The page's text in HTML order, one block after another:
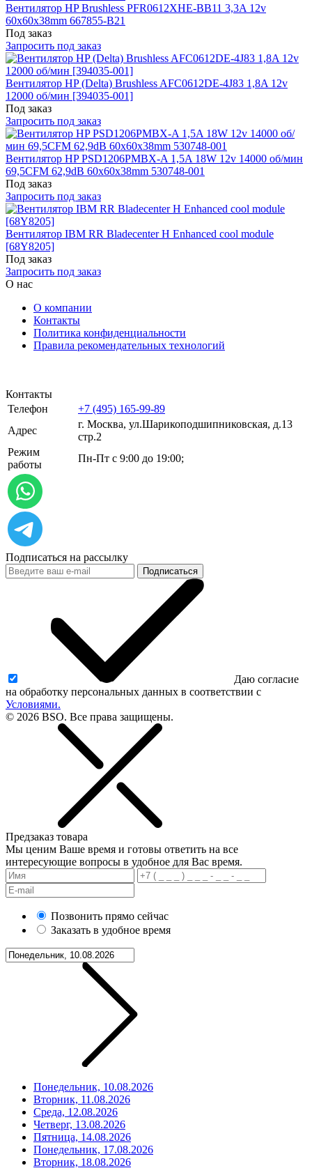
Вентилятор HP Brushless PFR0612XHE-BB11 3,3A 12v
60x60x38mm 667855-B21
Под заказ
Запросить под заказ
Вентилятор HP (Delta) Brushless AFC0612DE-4J83 1,8A 12v
12000 об/мин [394035-001]
Под заказ
Запросить под заказ
Вентилятор HP PSD1206PMBX-A 1,5A 18W 12v 14000 об/мин
69,5CFM 62,9dB 60x60x38mm 530748-001
Под заказ
Запросить под заказ
Вентилятор IBM RR Bladecenter H Enhanced cool module
[68Y8205]
Под заказ
Запросить под заказ
О нас
О компании
Контакты
Политика конфиденциальности
Правила рекомендательных технологий
Контакты
Телефон
+7 (495) 165-99-89
Адрес
г. Москва, ул.​​Шарикоподшипниковская, д.13
стр.2
Режим
работы
Пн-Пт с 9:00 до 19:00;
Подписаться на рассылку
Подписаться
Даю согласие
на обработку персональных данных в соответствии с
Условиями.
© 2026 BSO. Все права защищены.
Предзаказ товара
Мы ценим Ваше время и готовы ответить на все
интересующие вопросы в удобное для Вас время.
Позвонить прямо сейчас
Заказать в удобное время
Понедельник, 10.08.2026
Вторник, 11.08.2026
Среда, 12.08.2026
Четверг, 13.08.2026
Пятница, 14.08.2026
Понедельник, 17.08.2026
Вторник, 18.08.2026